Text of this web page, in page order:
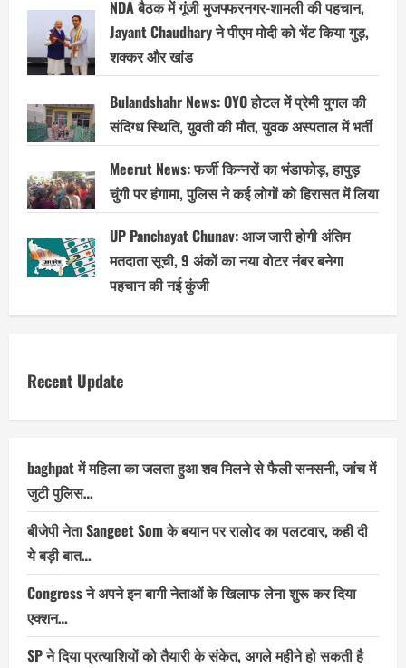
NDA बैठक में गूंजी मुजफ्फरनगर-शामली की पहचान,
Jayant Chaudhary ने पीएम मोदी को भेंट किया गुड़,
शक्कर और खांड
Bulandshahr News: OYO होटल में प्रेमी युगल की
संदिग्ध स्थिति, युवती की मौत, युवक अस्पताल में भर्ती
Meerut News: फर्जी किन्नरों का भंडाफोड़, हापुड़
चुंगी पर हंगामा, पुलिस ने कई लोगों को हिरासत में लिया
UP Panchayat Chunav: आज जारी होगी अंतिम
मतदाता सूची, 9 अंकों का नया वोटर नंबर बनेगा
पहचान की नई कुंजी
Recent Update
baghpat में महिला का जलता हुआ शव मिलने से फैली सनसनी, जांच में
जुटी पुलिस…
बीजेपी नेता Sangeet Som के बयान पर रालोद का पलटवार, कही दी
ये बड़ी बात…
Congress ने अपने इन बागी नेताओं के खिलाफ लेना शुरू कर दिया
एक्शन…
SP ने दिया प्रत्याशियों को तैयारी के संकेत, अगले महीने हो सकती है